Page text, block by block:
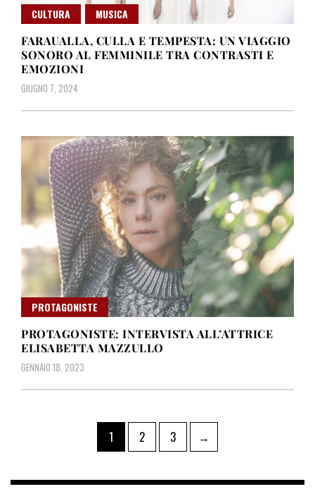
CULTURA
MUSICA
FARAUALLA, CULLA E TEMPESTA: UN VIAGGIO
SONORO AL FEMMINILE TRA CONTRASTI E
EMOZIONI
GIUGNO 7, 2024
PROTAGONISTE
PROTAGONISTE: INTERVISTA ALL’ATTRICE
ELISABETTA MAZZULLO
GENNAIO 18, 2023
articoli
Pagina
1 Pagina
2 Pagina
3 →